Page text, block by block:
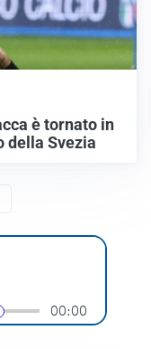
è tornato in
della Svezia